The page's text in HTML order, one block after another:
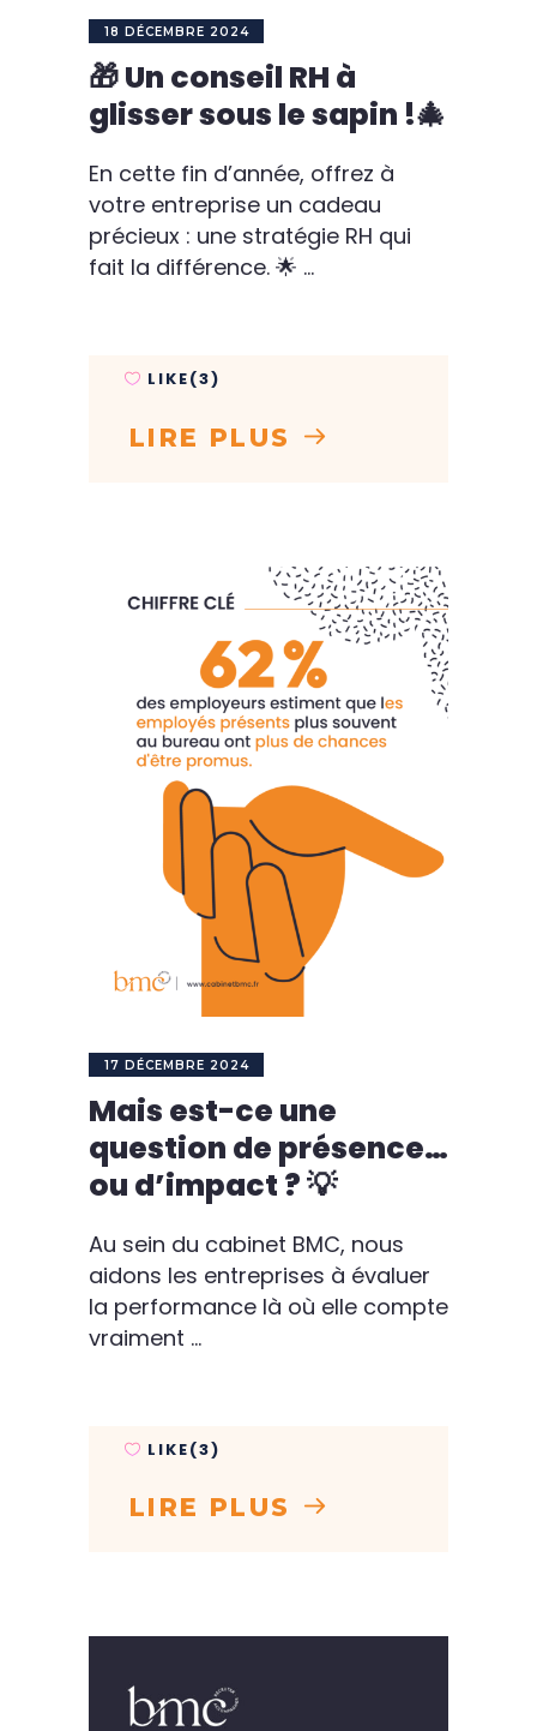
18 DÉCEMBRE 2024
🎁 Un conseil RH à
glisser sous le sapin !🎄
En cette fin d’année, offrez à
votre entreprise un cadeau
précieux : une stratégie RH qui
fait la différence. 🌟
LIKE(3)
LIRE PLUS
17 DÉCEMBRE 2024
Mais est-ce une
question de présence…
ou d’impact ? 💡
Au sein du cabinet BMC, nous
aidons les entreprises à évaluer
la performance là où elle compte
vraiment
LIKE(3)
LIRE PLUS